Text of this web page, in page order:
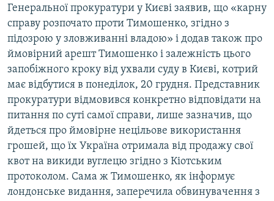
Генеральної прокуратури у Києві заявив, що «карну
справу розпочато проти Тимошенко, згідно з
підозрою у зловживанні владою» і додав також про
ймовірний арешт Тимошенко і залежність цього
запобіжного кроку від ухвали суду в Києві, котрий
має відбутися в понеділок, 20 грудня. Представник
прокуратури відмовився конкретно відповідати на
питання по суті самої справи, лише зазначив, що
йдеться про ймовірне нецільове використання
грошей, що їх Україна отримала від продажу свої
квот на викиди вуглецю згідно з Кіотським
протоколом. Сама ж Тимошенко, як інформує
лондонське видання, заперечила обвинувачення з